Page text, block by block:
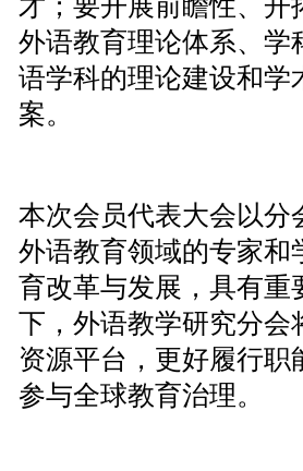
外语教育理论体系、学
语学科的理论建设和学
案。
本次会员代表大会以分
外语教育领域的专家和
育改革与发展，具有重
下，外语教学研究分会
资源平台，更好履行
参与全球教育治理。